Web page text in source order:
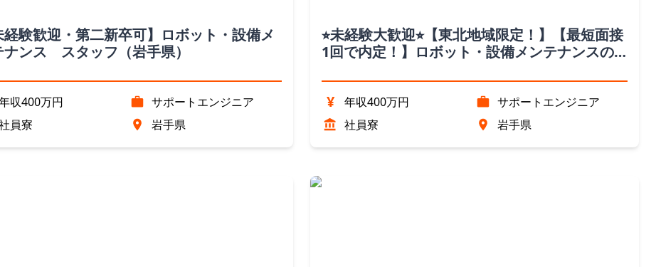
経験歓迎・第二新卒可】ロボット・設備メ
ナンス スタッフ（岩手県）
収400万円
サポートエンジニア
員寮
岩手県
⭐︎未経験大歓迎⭐︎【東北地域限定！】【最短面接
1回で内定！】ロボット・設備メンテナンスの
¥
年収400万円
サポートエンジニア
社員寮
岩手県